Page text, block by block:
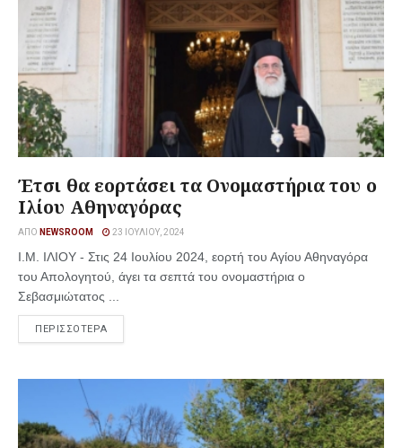
Έτσι θα εορτάσει τα Ονομαστήρια του ο
Ιλίου Αθηναγόρας
ΑΠΌ NEWSROOM 23 ΙΟΥΛΊΟΥ, 2024
Ι.Μ. ΙΛΙΟΥ - Στις 24 Ιουλίου 2024, εορτή του Αγίου Αθηναγόρα
του Απολογητού, άγει τα σεπτά του ονομαστήρια ο
Σεβασμιώτατος ...
ΠΕΡΙΣΣΟΤΕΡΑ